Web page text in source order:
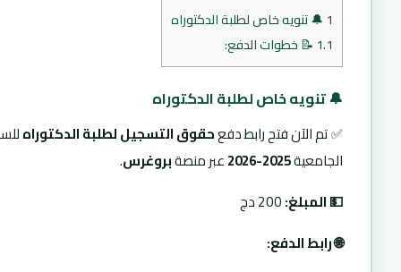
1 🔔 تنويه خاص لطلبة الدكتوراه
1.1 📝 خطوات الدفع:
🔔 تنويه خاص لطلبة الدكتوراه
✅ تم الآن فتح رابط دفعحقوق التسجيل لطلبة الدكتوراه
الجامعية2025-2026 عبر منصةبروغرس.
💵 المبلغ:
🌐 رابط الدفع: